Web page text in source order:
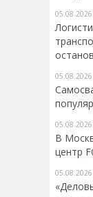
05.08.2026
05.08.2026
05.08.2026
В
центр
05.08.2026